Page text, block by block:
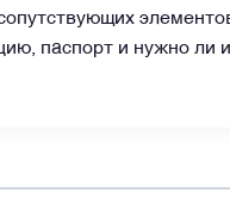
паспорт и нужно ли